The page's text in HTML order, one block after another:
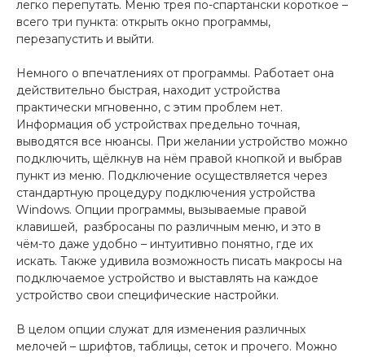
легко перепутать. Меню трея по-спартански короткое –
всего три пункта: открыть окно программы,
перезапустить и выйти.
Немного о впечатлениях от программы. Работает она
действительно быстрая, находит устройства
практически мгновенно, с этим проблем нет.
Информация об устройствах предельно точная,
выводятся все нюансы. При желании устройство можно
подключить, щёлкнув на нём правой кнопкой и выбрав
пункт из меню. Подключение осуществляется через
стандартную процедуру подключения устройства
Windows. Опции программы, вызываемые правой
клавишей, разбросаны по различным меню, и это в
чём-то даже удобно – интуитивно понятно, где их
искать. Также удивила возможность писать макросы на
подключаемое устройство и выставлять на каждое
устройство свои специфические настройки.
В целом опции служат для изменения различных
мелочей – шрифтов, таблицы, сеток и прочего. Можно